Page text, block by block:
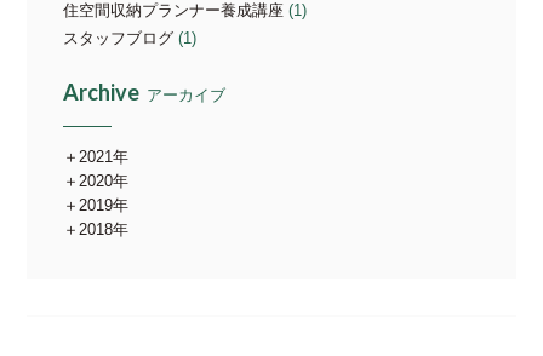
住空間収納プランナー養成講座 (1)
スタッフブログ (1)
Archive アーカイブ
2021年
2020年
2019年
2018年